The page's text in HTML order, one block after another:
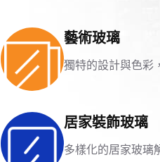
藝術玻璃
獨特的設計與色彩
居家裝飾玻璃
多樣化的居家玻璃